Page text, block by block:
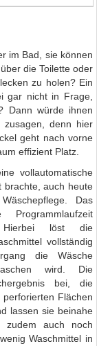
im Bad, sie können
die Toilette oder
zu holen? Ein
gar nicht in Frage,
Dann würde ihnen
zusagen, denn hier
geht nach vorne
effizient Platz.
vollautomatische
brachte, auch heute
Das
Hierbei löst die
vollständig
die Wäsche
wird. Die
bei, die
Flächen
lassen sie beinahe
zudem auch noch
Waschmittel in